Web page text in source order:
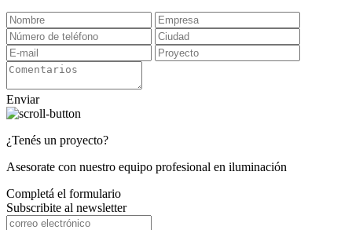
Enviar
¿Tenés un proyecto?
Asesorate con nuestro equipo profesional en iluminación
Completá el formulario
Subscribite al newsletter